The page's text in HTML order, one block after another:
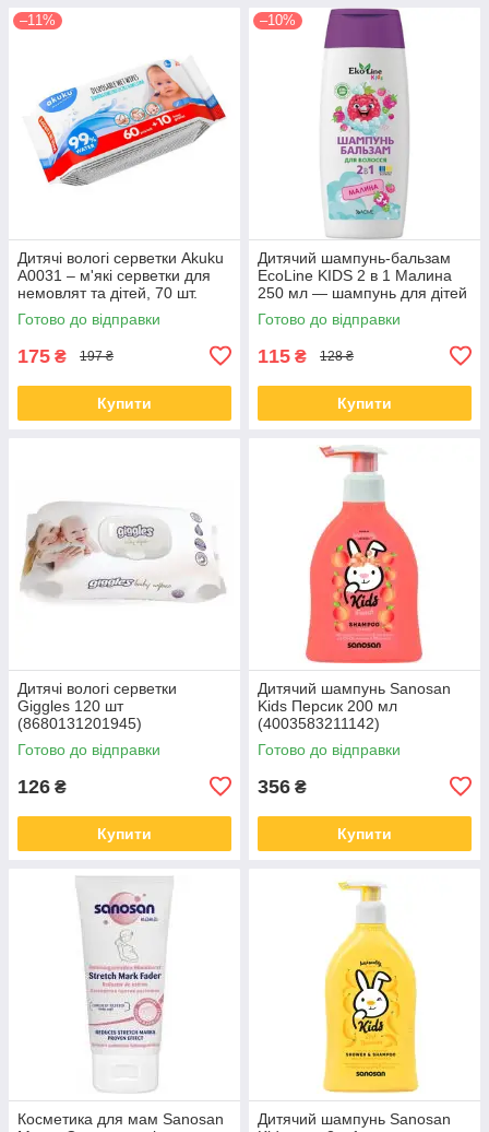
–11%
Дитячі вологі серветки Akuku
A0031 – м'які серветки для
немовлят та дітей, 70 шт.
Готово до відправки
175 ₴ 197 ₴
Купити
–10%
Дитячий шампунь-бальзам
EcoLine KIDS 2 в 1 Малина
250 мл — шампунь для дітей
від 3 років (4823115503541)
Готово до відправки
115 ₴ 128 ₴
Купити
Дитячі вологі серветки
Giggles 120 шт
(8680131201945)
Готово до відправки
126 ₴
Купити
Дитячий шампунь Sanosan
Kids Персик 200 мл
(4003583211142)
Готово до відправки
356 ₴
Купити
Косметика для мам Sanosan
Дитячий шампунь Sanosan